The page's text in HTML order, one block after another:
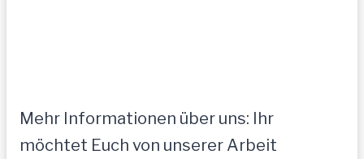
Mehr Informationen über uns: Ihr
möchtet Euch von unserer Arbeit